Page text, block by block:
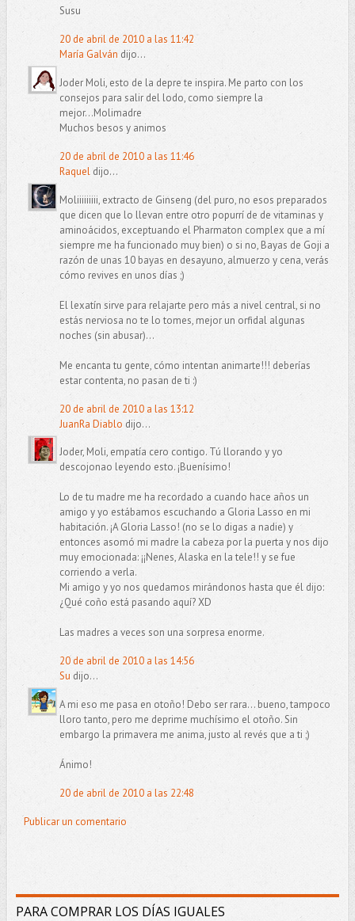
Susu
20 de abril de 2010 a las 11:42
María Galván dijo...
Joder Moli, esto de la depre te inspira. Me parto con los
consejos para salir del lodo, como siempre la
mejor...Molimadre
Muchos besos y animos
20 de abril de 2010 a las 11:46
Raqueldijo...
Moliiiiiiiii, extracto de Ginseng (del puro, no esos preparados
que dicen que lo llevan entre otro popurrí de de vitaminas y
aminoácidos, exceptuando el Pharmaton complex que a mí
siempre me ha funcionado muy bien) o si no, Bayas de Goji a
razón de unas 10 bayas en desayuno, almuerzo y cena, verás
cómo revives en unos días ;)
El lexatín sirve para relajarte pero más a nivel central, si no
estás nerviosa no te lo tomes, mejor un orfidal algunas
noches (sin abusar)...
Me encanta tu gente, cómo intentan animarte!!! deberías
estar contenta, no pasan de ti :)
20 de abril de 2010 a las 13:12
JuanRa Diablo dijo...
Joder, Moli, empatía cero contigo. Tú llorando y yo
descojonao leyendo esto. ¡Buenísimo!
Lo de tu madre me ha recordado a cuando hace años un
amigo y yo estábamos escuchando a Gloria Lasso en mi
habitación. ¡A Gloria Lasso! (no se lo digas a nadie) y
entonces asomó mi madre la cabeza por la puerta y nos dijo
muy emocionada: ¡¡Nenes, Alaska en la tele!! y se fue
corriendo a verla.
Mi amigo y yo nos quedamos mirándonos hasta que él dijo:
¿Qué coño está pasando aquí? XD
Las madres a veces son una sorpresa enorme.
20 de abril de 2010 a las 14:56
Su dijo...
A mi eso me pasa en otoño! Debo ser rara... bueno, tampoco
lloro tanto, pero me deprime muchísimo el otoño. Sin
embargo la primavera me anima, justo al revés que a ti ;)
Ánimo!
20 de abril de 2010 a las 22:48
Publicar un comentario
PARA COMPRAR LOS DÍAS IGUALES